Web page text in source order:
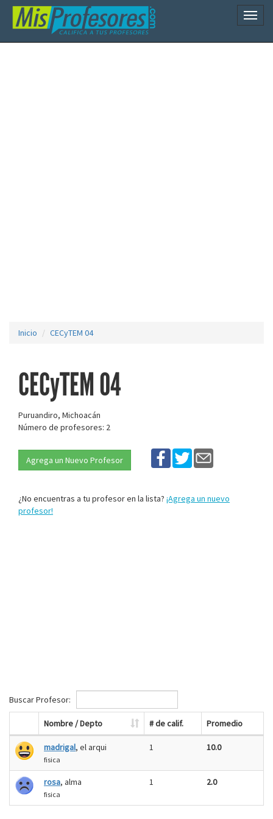
Inicio CECyTEM 04
CECyTEM 04
Puruandiro, Michoacán
Número de profesores: 2
Agrega un Nuevo Profesor
¿No encuentras a tu profesor en la lista? ¡Agrega un nuevo
profesor!
Buscar Profesor:
Nombre / Depto # de calif. Promedio
madrigal, el arqui
fisica
1 10.0
rosa, alma
fisica
1 2.0